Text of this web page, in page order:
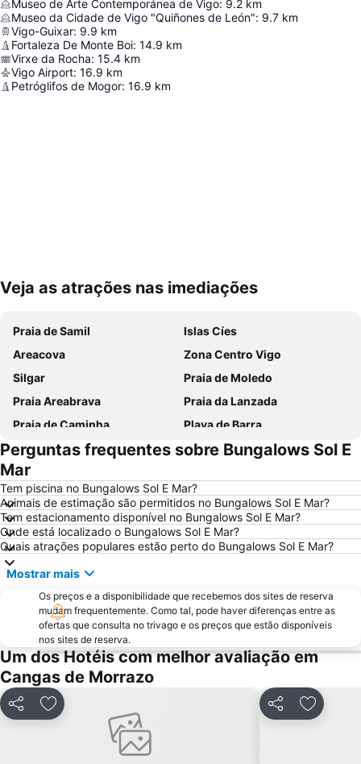
Museo de Arte Contemporánea de Vigo: 9.2 km
Museo da Cidade de Vigo "Quiñones de León": 9.7 km
Vigo-Guixar: 9.9 km
Fortaleza De Monte Boi: 14.9 km
Virxe da Rocha: 15.4 km
Vigo Airport: 16.9 km
Petróglifos de Mogor: 16.9 km
Ampliar mapa
Veja as atrações nas imediações
Praia de Samil
Islas Cíes
Areacova
Zona Centro Vigo
Silgar
Praia de Moledo
Praia Areabrava
Praia da Lanzada
Praia de Caminha
Playa de Barra
Vila Praia de Âncora
Praia Fluvial do Taboão
Vigo-Guixar
Paseo Marítimo de Baiona
Luz
Barrio de Samil
Recinto Ferial de Vigo
Praia da Foz do Minho
América
Raxó
Puerto de Aldán
O Tombo do Gato ou da Fonte
Moledo
Praia de Baltar
Posto de Turismo de Valença do Minho
Porto de Vigo
Puerto O Grove
Praia de Panxón
Praia de Lapamán
Perguntas frequentes sobre Bungalows Sol E
Mar
Tem piscina no Bungalows Sol E Mar?
Animais de estimação são permitidos no Bungalows Sol E Mar?
Tem estacionamento disponível no Bungalows Sol E Mar?
Onde está localizado o Bungalows Sol E Mar?
Quais atrações populares estão perto do Bungalows Sol E Mar?
Mostrar mais
Os preços e a disponibilidade que recebemos dos sites de reserva
mudam frequentemente. Como tal, pode haver diferenças entre as
ofertas que consulta no trivago e os preços que estão disponíveis
nos sites de reserva.
Um dos Hotéis com melhor avaliação em
Cangas de Morrazo
PartilharAdicionar aos favoritos Partilhar